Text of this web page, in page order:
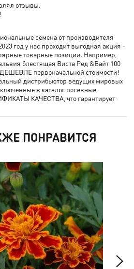
отзывы.
семена от производителя
год у нас проходит выгодная акция -
товарные позиции. Например,
блестящая Виста Ред &Вайт 100
первоначальной стоимости!
дистрибьютор ведущих мировых
в каталог посевные
КАЧЕСТВА, что гарантирует
ПОНРАВИТСЯ